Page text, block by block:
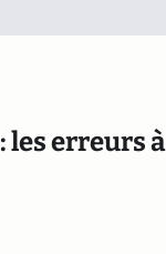
les erreurs